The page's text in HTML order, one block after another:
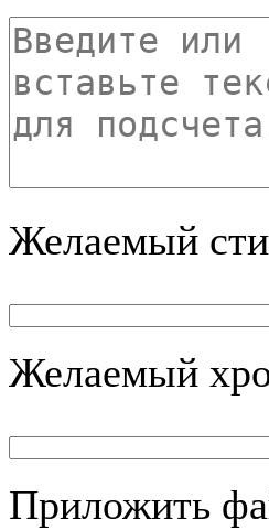
Желаемый
Желаемый
Приложить